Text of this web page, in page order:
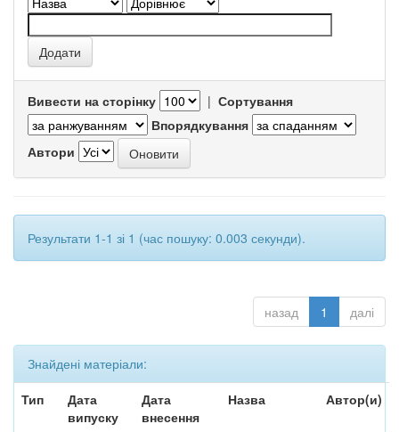
Вивести на сторінку | Сортування
Впорядкування
Автори
Результати 1-1 зі 1 (час пошуку: 0.003 секунди).
назад 1 далі
Знайдені матеріали:
Тип
Дата
випуску
Дата
внесення
Назва Автор(и)